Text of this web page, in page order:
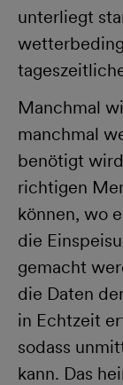
unterliegt
Manchmal
manchmal
benötigt
richtigen
können, wo
die
gemacht
die Daten
in Echtzeit
sodass
kann. Das